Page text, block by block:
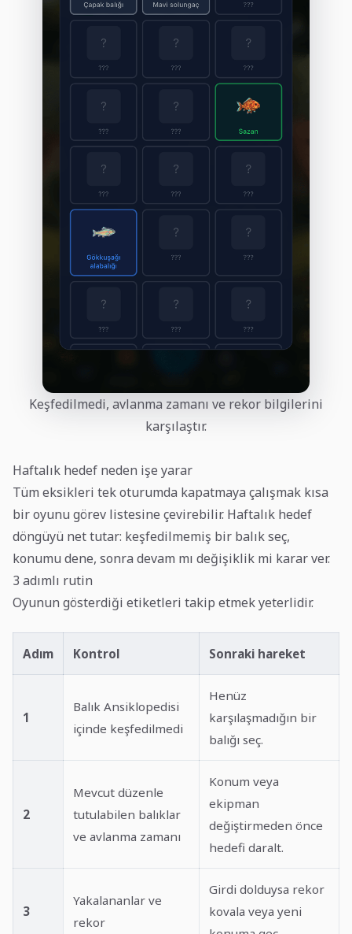
Keşfedilmedi, avlanma zamanı ve rekor bilgilerini
karşılaştır.
Haftalık hedef neden işe yarar
Tüm eksikleri tek oturumda kapatmaya çalışmak kısa
bir oyunu görev listesine çevirebilir. Haftalık hedef
döngüyü net tutar: keşfedilmemiş bir balık seç,
konumu dene, sonra devam mı değişiklik mi karar ver.
3 adımlı rutin
Oyunun gösterdiği etiketleri takip etmek yeterlidir.
Adım Kontrol Sonraki hareket
1
Balık Ansiklopedisi
içinde keşfedilmedi
Henüz
karşılaşmadığın bir
balığı seç.
2
Mevcut düzenle
tutulabilen balıklar
ve avlanma zamanı
Konum veya
ekipman
değiştirmeden önce
hedefi daralt.
3
Yakalananlar ve
rekor
Girdi dolduysa rekor
kovala veya yeni